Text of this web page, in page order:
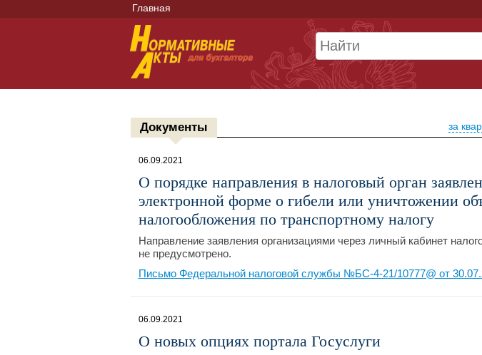
Главная
Документы за
06.09.2021
О порядке направления в налоговый орган
электронной форме о гибели или уничтожении
налогообложения по транспортному налогу
Направление заявления организациями через личный кабинет
не предусмотрено.
Письмо Федеральной налоговой службы №БС-4-21/10777@ от
06.09.2021
О новых опциях портала Госуслуги